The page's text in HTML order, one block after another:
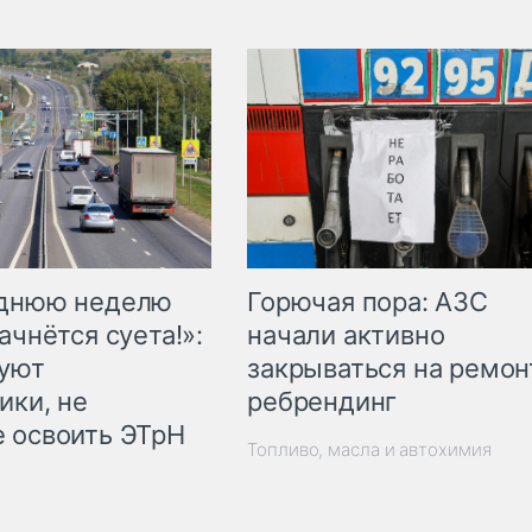
неделю
суета!»:
не
освоить ЭТрН
Горючая пора: АЗС
начали активно
закрываться на
ребрендинг
Топливо, масла и автохимия